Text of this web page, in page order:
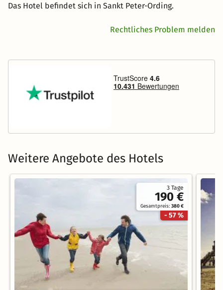
Das Hotel befindet sich in Sankt Peter-Ording.
Rechtliches Problem melden
Weitere Angebote des Hotels
3 Tage
190 €
Gesamtpreis:380 €
- 57 %